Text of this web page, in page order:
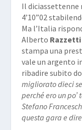
Il diciassettenne
4’10”02
Ma l’Italia
Alberto Razzetti
stampa una
vale un argento
ribadire subito
migliorato dieci
perché ero un
Stefano
questa gara e